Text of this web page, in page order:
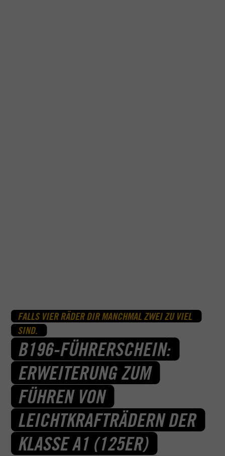
FALLS VIER RÄDER DIR MANCHMAL ZWEI ZU VIEL
SIND.
B196-FÜHRERSCHEIN:
ERWEITERUNG ZUM
FÜHREN VON
LEICHTKRAFTRÄDERN DER
KLASSE A1 (125ER)